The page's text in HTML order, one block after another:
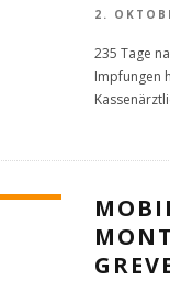
2.
235 Tage
Impfungen